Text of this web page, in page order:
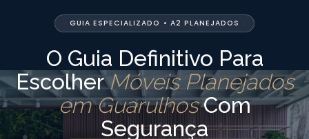
GUIA ESPECIALIZADO • A2 PLANEJADOS
O Guia Definitivo Para
EscolherMóveis Planejados
em GuarulhosCom
Segurança